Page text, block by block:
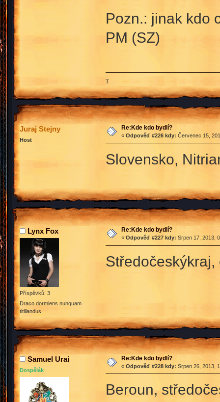
Pozn.: jinak kdo
PM (SZ)
T
Juraj Stejny
Host
Re:Kde kdo bydlí?
« Odpověď #226 kdy: Červenec 15,
Slovensko,
Lynx Fox
Příspěvků: 3
Draco dormiens nunquam
titillandus
Re:Kde kdo bydlí?
« Odpověď #227 kdy: Srpen 17, 2013,
Samuel Urai
Dospělák
Re:Kde kdo bydlí?
« Odpověď #228 kdy: Srpen 26, 2013,
Beroun,